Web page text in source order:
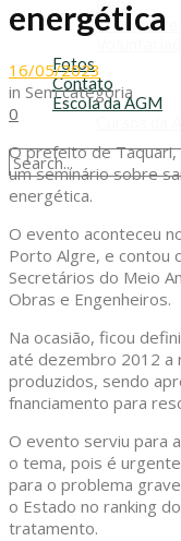
Refis
Transporte
Fotos
Contato
Escola da AGM
No Result
View All Result
energética
16/05/2023
in Sem categoria
0
O prefeito de
um seminário sobre
energética.
O evento aconteceu
Porto Algre, e contou
Secretários do Meio
Obras e Engenheiros.
Na ocasião, ficou
até dezembro 2012 a
produzidos, sendo
fnanciamento para
O evento serviu para
o tema, pois é
para o problema
o Estado no ranking
tratamento.